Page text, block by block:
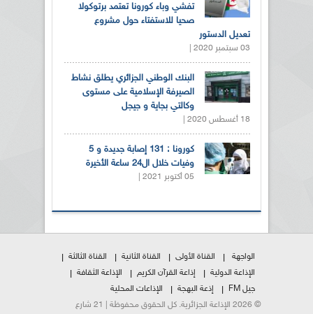
تفشي وباء كورونا تعتمد برتوكولا
صحيا للاستفتاء حول مشروع
تعديل الدستور
03 سبتمبر 2020 |
البنك الوطني الجزائري يطلق نشاط
الصيرفة الإسلامية على مستوى
وكالتي بجاية و جيجل
18 أغسطس 2020 |
كورونا : 131 إصابة جديدة و 5
وفيات خلال ال24 ساعة الأخيرة
05 أكتوبر 2021 |
الواجهة القناة الأولى القناة الثانية
القناة الثالثة
الإذاعة الدولية
إذاعة القرآن الكريم
الإذاعة الثقافة
جيل FM
إذعة البهجة
الإذاعات المحلية
© 2026 الإذاعة الجزائرية. كل الحقوق محفوظة | 21 شارع